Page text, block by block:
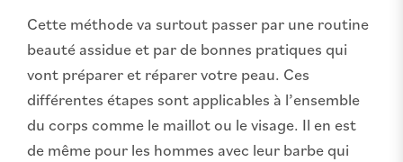
Cette méthode va surtout passer par une routine
beauté assidue et par de bonnes pratiques qui
vont préparer et réparer votre peau. Ces
différentes étapes sont applicables à l’ensemble
du corps comme le maillot ou le visage. Il en est
de même pour les hommes avec leur barbe qui